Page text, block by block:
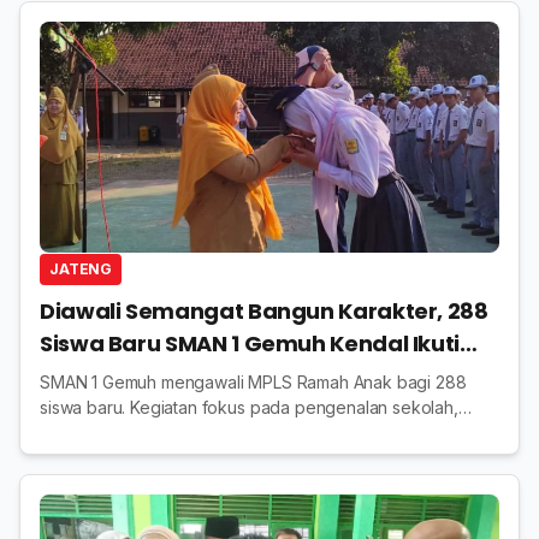
JATENG
Diawali Semangat Bangun Karakter, 288
Siswa Baru SMAN 1 Gemuh Kendal Ikuti
MPLS Ramah Anak
SMAN 1 Gemuh mengawali MPLS Ramah Anak bagi 288
siswa baru. Kegiatan fokus pada pengenalan sekolah,